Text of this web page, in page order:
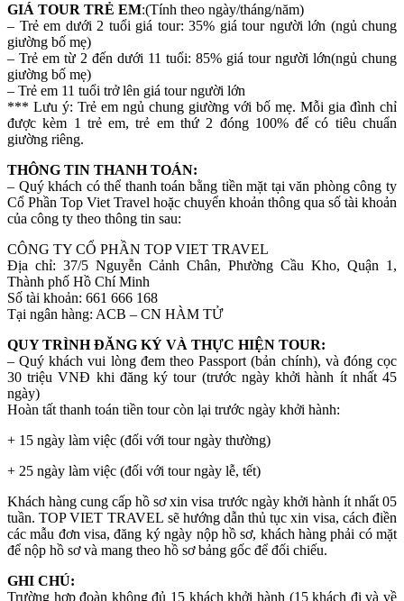
GIÁ TOUR TRẺ EM:(Tính theo ngày/tháng/năm)
– Trẻ em dưới 2 tuổi giá tour: 35% giá tour người lớn (ngủ chung
giường bố mẹ)
– Trẻ em từ 2 đến dưới 11 tuổi: 85% giá tour người lớn(ngủ chung
giường bố mẹ)
– Trẻ em 11 tuổi trở lên giá tour người lớn
*** Lưu ý: Trẻ em ngủ chung giường với bố mẹ. Mỗi gia đình chỉ
được kèm 1 trẻ em, trẻ em thứ 2 đóng 100% để có tiêu chuẩn
giường riêng.
THÔNG TIN THANH TOÁN:
– Quý khách có thể thanh toán bằng tiền mặt tại văn phòng công ty
Cổ Phần Top Viet Travel hoặc chuyển khoản thông qua số tài khoản
của công ty theo thông tin sau:
CÔNG TY CỔ PHẦN TOP VIET TRAVEL
Địa chỉ: 37/5 Nguyễn Cảnh Chân, Phường Cầu Kho, Quận 1,
Thành phố Hồ Chí Minh
Số tài khoản: 661 666 168
Tại ngân hàng: ACB – CN HÀM TỬ
QUY TRÌNH ĐĂNG KÝ VÀ THỰC HIỆN TOUR:
– Quý khách vui lòng đem theo Passport (bản chính), và đóng cọc
30 triệu VNĐ khi đăng ký tour (trước ngày khởi hành ít nhất 45
ngày)
Hoàn tất thanh toán tiền tour còn lại trước ngày khởi hành:
+ 15 ngày làm việc (đối với tour ngày thường)
+ 25 ngày làm việc (đối với tour ngày lễ, tết)
Khách hàng cung cấp hồ sơ xin visa trước ngày khởi hành ít nhất 05
tuần. TOP VIET TRAVEL sẽ hướng dẫn thủ tục xin visa, cách điền
các mẫu đơn visa, đăng ký ngày nộp hồ sơ, khách hàng phải có mặt
để nộp hồ sơ và mang theo hồ sơ bảng gốc để đối chiếu.
GHI CHÚ:
Trường hợp đoàn không đủ 15 khách khởi hành (15 khách đi và về